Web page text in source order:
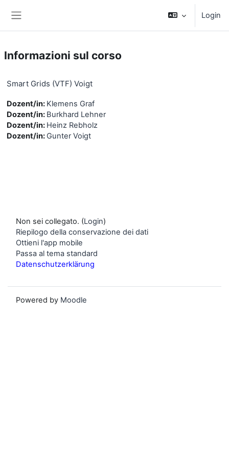
Login
Informazioni sul corso
Smart Grids (VTF) Voigt
Dozent/in: Klemens Graf
Dozent/in: Burkhard Lehner
Dozent/in: Heinz Rebholz
Dozent/in: Gunter Voigt
Non sei collegato. (Login)
Riepilogo della conservazione dei dati
Ottieni l'app mobile
Passa al tema standard
Datenschutzerklärung
Powered by Moodle